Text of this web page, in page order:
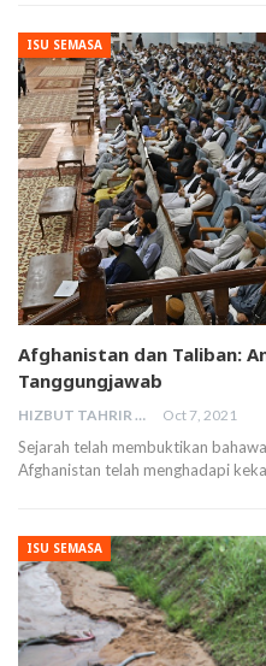
ISU SEMASA
Afghanistan dan Taliban:
Tanggungjawab
HIZBUT TAHRIR MALAYSIA Oct 7, 2021
Sejarah telah membuktikan
Afghanistan telah menghadapi
ISU SEMASA